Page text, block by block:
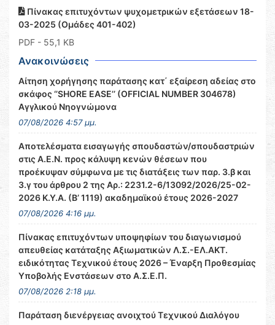
Πίνακας επιτυχόντων ψυχομετρικών εξετάσεων 18-
03-2025 (Ομάδες 401-402)
PDF - 55,1 KB
Ανακοινώσεις
Αίτηση χορήγησης παράτασης κατ΄ εξαίρεση αδείας στο
σκάφος ‘’SHORE EASE’’ (OFFICIAL NUMBER 304678)
Αγγλικού Νηογνώμονα
07/08/2026 4:57 μμ.
Αποτελέσματα εισαγωγής σπουδαστών/σπουδαστριών
στις Α.Ε.Ν. προς κάλυψη κενών θέσεων που
προέκυψαν σύμφωνα με τις διατάξεις των παρ. 3.β και
3.γ του άρθρου 2 της Αρ.: 2231.2-6/13092/2026/25-02-
2026 Κ.Υ.Α. (Β’ 1119) ακαδημαϊκού έτους 2026-2027
07/08/2026 4:16 μμ.
Πίνακας επιτυχόντων υποψηφίων του διαγωνισμού
απευθείας κατάταξης Αξιωματικών Λ.Σ.-ΕΛ.ΑΚΤ.
ειδικότητας Τεχνικού έτους 2026 – Έναρξη Προθεσμίας
Υποβολής Ενστάσεων στο Α.Σ.Ε.Π.
07/08/2026 2:18 μμ.
Παράταση διενέργειας ανοιχτού Τεχνικού Διαλόγου